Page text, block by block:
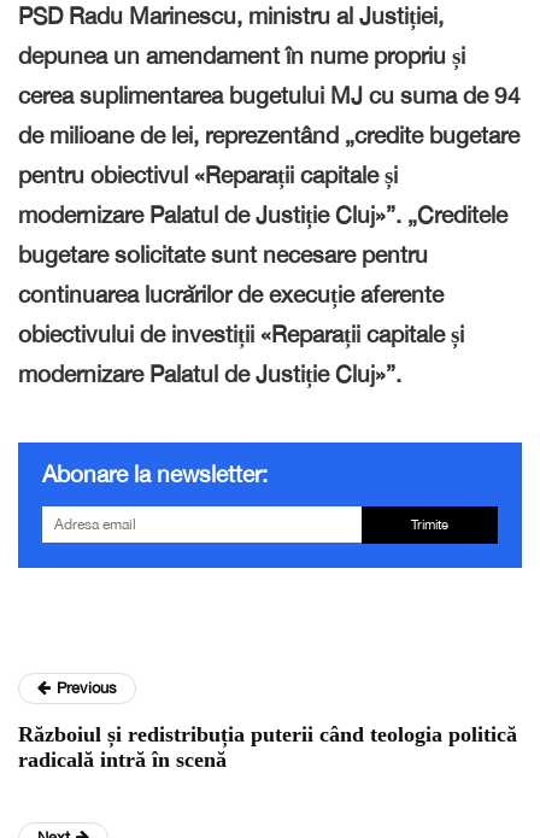
PSD Radu Marinescu, ministru al Justiției,
depunea un amendament în nume propriu și
cerea suplimentarea bugetului MJ cu suma de 94
de milioane de lei, reprezentând „credite bugetare
pentru obiectivul «Reparații capitale și
modernizare Palatul de Justiție Cluj»”. „Creditele
bugetare solicitate sunt necesare pentru
continuarea lucrărilor de execuție aferente
obiectivului de investiții «Reparații capitale și
modernizare Palatul de Justiție Cluj»”.
Abonare la newsletter:
Trimite
Previous
Războiul și redistribuția puterii când teologia politică
radicală intră în scenă